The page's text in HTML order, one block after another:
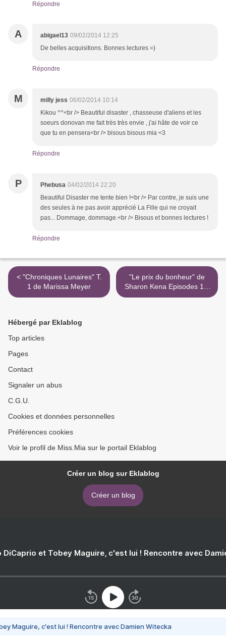
Répondre
A abigael13 09/02/2014 12:25
De belles acquisitions. Bonnes lectures =)
Répondre
M milly jess 06/02/2014 10:14
Kikou ^^<br /> Beautiful disaster , chasseuse d'aliens et les
soeurs donovan me fait très très envie , j'ai hâte de voir ce
que tu en pensera<br /> bisous bisous mia <3
Répondre
P Phebusa 04/02/2014 22:20
Beautiful Disaster me tente bien !<br /> Par contre, je suis une
des seules à ne pas avoir apprécié La Fille qui ne croyait
pas... Dommage, dommage.<br /> Bisous et bonnes lectures !
Répondre
< "Chroniques Lunaires" T.
1 de Marissa Meyer
"Le prix du bonheur" de
Sharon Kena Episodes 1 à
4 >
Hébergé par Eklablog
Top articles
Pages
Contact
Signaler un abus
C.G.U.
Cookies et données personnelles
Préférences cookies
Voir le profil de Miss.Mia sur le portail Eklablog
Créer un blog sur Eklablog
Créer un blog
DiCaprio et Tobey Maguire, c'est lui ! Rencontre avec
Maguire, c'est lui ! Rencontre avec Damien Witecka